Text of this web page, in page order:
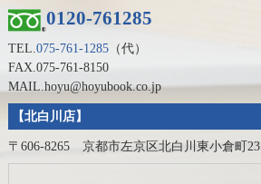
0120-761285
TEL.075-761-1285（代）
FAX.075-761-8150
MAIL.hoyu@hoyubook.co.jp
【北白川店】
〒606-8265 京都市左京区北白川東小倉町23